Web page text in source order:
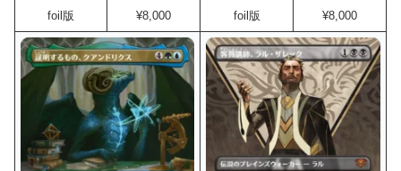
foil版 ¥8,000 foil版 ¥8,000